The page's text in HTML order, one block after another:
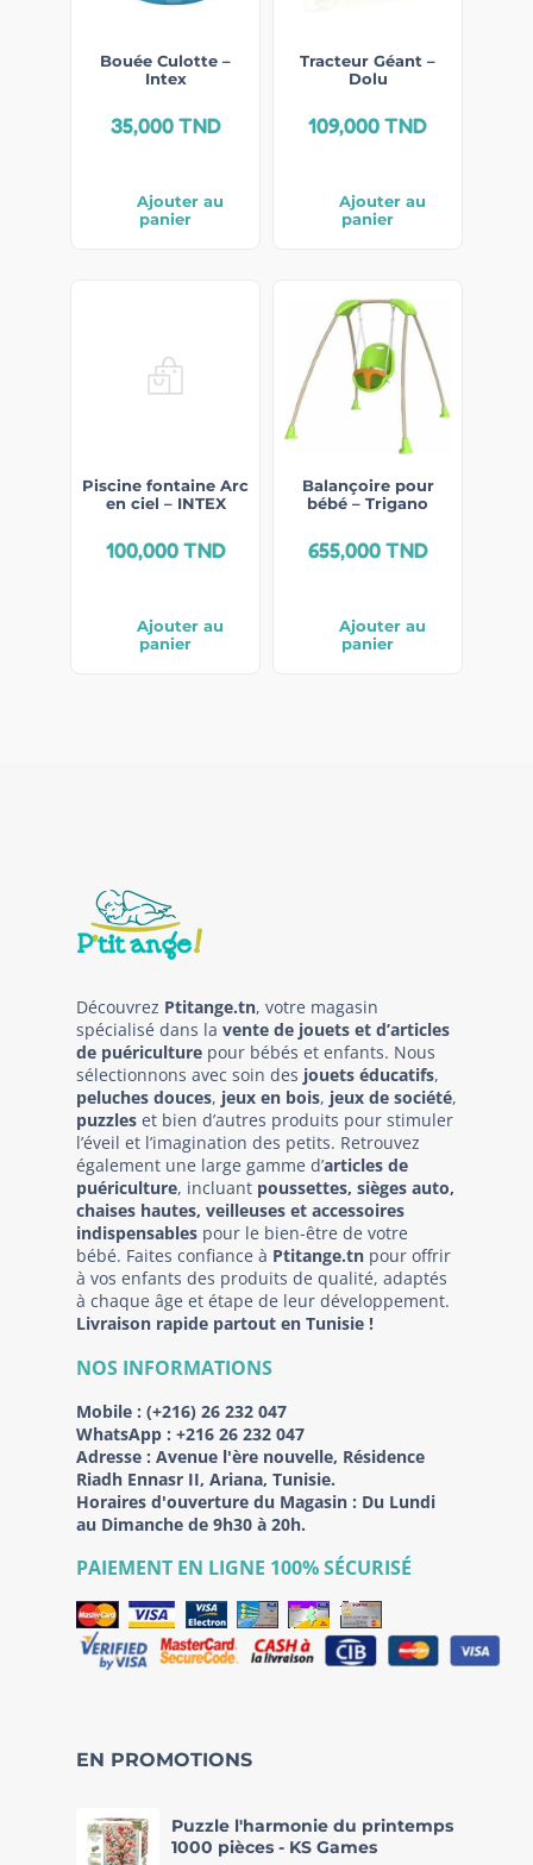
Bouée Culotte –
Intex
35,000TND
Ajouter au
panier
Tracteur Géant –
Dolu
109,000TND
Ajouter au
panier
Piscine fontaine Arc
en ciel – INTEX
100,000TND
Ajouter au
panier
Balançoire pour
bébé – Trigano
655,000TND
Ajouter au
panier
Découvrez Ptitange.tn, votre magasin
spécialisé dans la vente de jouets et d’articles
de puériculture pour bébés et enfants. Nous
sélectionnons avec soin des jouets éducatifs,
peluches douces, jeux en bois, jeux de société,
puzzles et bien d’autres produits pour stimuler
l’éveil et l’imagination des petits. Retrouvez
également une large gamme d’articles de
puériculture, incluant poussettes, sièges auto,
chaises hautes, veilleuses et accessoires
indispensables pour le bien-être de votre
bébé. Faites confiance à Ptitange.tn pour offrir
à vos enfants des produits de qualité, adaptés
à chaque âge et étape de leur développement.
Livraison rapide partout en Tunisie !
NOS INFORMATIONS
Mobile : (+216) 26 232 047
WhatsApp : +216 26 232 047
Adresse : Avenue l'ère nouvelle, Résidence
Riadh Ennasr II, Ariana, Tunisie.
Horaires d'ouverture du Magasin : Du Lundi
au Dimanche de 9h30 à 20h.
PAIEMENT EN LIGNE 100% SÉCURISÉ
EN PROMOTIONS
Puzzle l'harmonie du printemps
1000 pièces - KS Games